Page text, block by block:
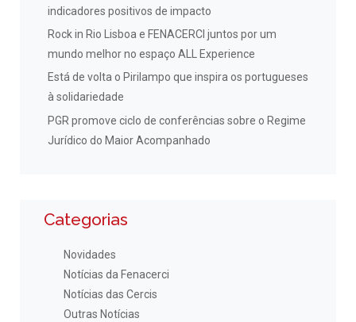
indicadores positivos de impacto
Rock in Rio Lisboa e FENACERCI juntos por um
mundo melhor no espaço ALL Experience
Está de volta o Pirilampo que inspira os portugueses
à solidariedade
PGR promove ciclo de conferências sobre o Regime
Jurídico do Maior Acompanhado
Categorias
Novidades
Notícias da Fenacerci
Notícias das Cercis
Outras Notícias